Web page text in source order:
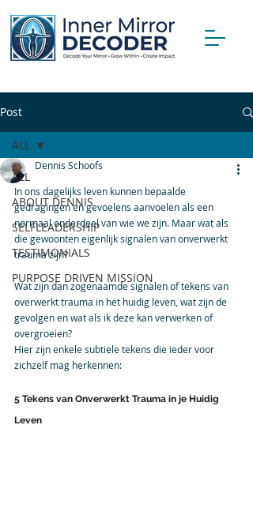
Post
ALL
ABOUT DENNIS
SELFLEADERSHIP
TESTIMONIALS
PURPOSE DRIVEN MISSION
ALL
Dennis Schoofs
In ons dagelijks leven kunnen bepaalde
gedragingen en gevoelens aanvoelen als een
normaal onderdeel van wie we zijn. Maar wat als
die gewoonten eigenlijk signalen van onverwerkt
trauma zijn?
Wat zijn dan zogenaamde signalen of tekens van
overwerkt trauma in het huidig leven, wat zijn de
gevolgen en wat als ik deze kan verwerken of
overgroeien?
Hier zijn enkele subtiele tekens die ieder voor
zichzelf mag herkennen:
5 Tekens van Onverwerkt Trauma in je Huidig
Leven